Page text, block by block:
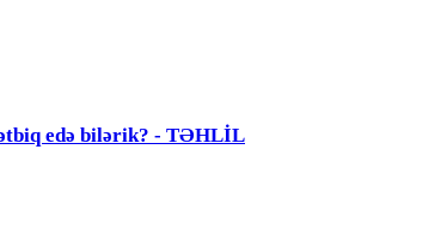
edə bilərik? - TƏHLİL